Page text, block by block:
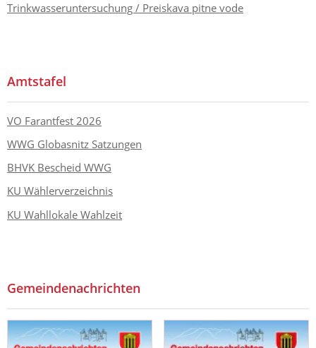
Trinkwasseruntersuchung / Preiskava pitne vode
Amtstafel
VO Farantfest 2026
WWG Globasnitz Satzungen
BHVK Bescheid WWG
KU Wählerverzeichnis
KU Wahllokale Wahlzeit
Gemeindenachrichten